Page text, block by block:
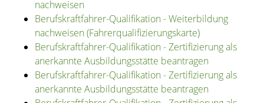
nachweisen
Berufskraftfahrer-Qualifikation - Weiterbildung
nachweisen (Fahrerqualifizierungskarte)
Berufskraftfahrer-Qualifikation - Zertifizierung als
anerkannte Ausbildungsstätte beantragen
Berufskraftfahrer-Qualifikation - Zertifizierung als
anerkannte Ausbildungsstätte beantragen